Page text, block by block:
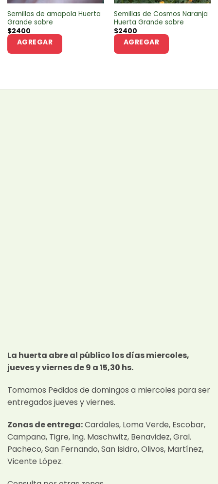
Semillas de amapola Huerta
Grande sobre
$2400
AGREGAR
Semillas de Cosmos Naranja
Huerta Grande sobre
$2400
AGREGAR
La huerta abre al público los días miercoles,
jueves y viernes de 9 a 15,30 hs.
Tomamos Pedidos de domingos a miercoles para ser
entregados jueves y viernes.
Zonas de entrega:Cardales, Loma Verde, Escobar,
Campana, Tigre, Ing. Maschwitz, Benavidez, Gral.
Pacheco, San Fernando, San Isidro, Olivos, Martínez,
Vicente López.